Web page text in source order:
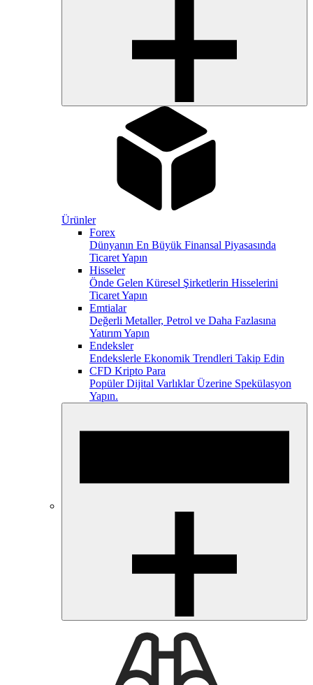
Ürünler
Forex
Dünyanın En Büyük Finansal Piyasasında
Ticaret Yapın
Hisseler
Önde Gelen Küresel Şirketlerin Hisselerini
Ticaret Yapın
Emtialar
Değerli Metaller, Petrol ve Daha Fazlasına
Yatırım Yapın
Endeksler
Endekslerle Ekonomik Trendleri Takip Edin
CFD Kripto Para
Popüler Dijital Varlıklar Üzerine Spekülasyon
Yapın.